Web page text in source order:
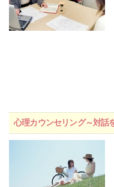
心理カウンセリング～対話